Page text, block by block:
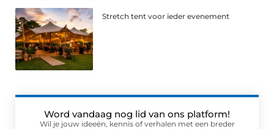
Stretch tent voor ieder evenement
Word vandaag nog lid van ons platform!
Wil je jouw ideeën, kennis of verhalen met een breder